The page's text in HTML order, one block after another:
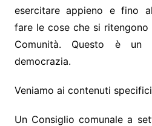
esercitare appieno e fino
fare le cose che si
Comunità. Questo è un
democrazia.
Veniamo ai contenuti
Un Consiglio comunale a